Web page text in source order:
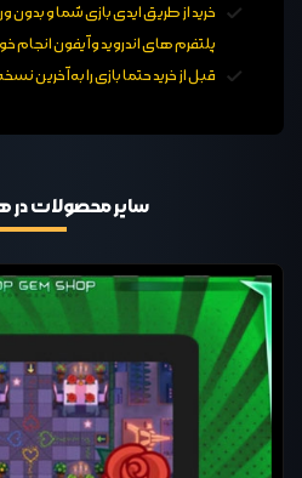
خرید از طریق ایدی بازی شما و بدون
پلتفرم های اندروید و آیفون انجام
قبل از خرید حتما بازی را به آخرین
سایر محصولات